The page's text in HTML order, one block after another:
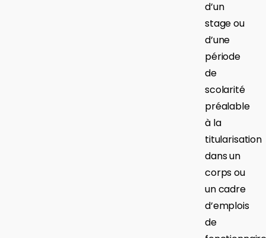
d’un
stage ou
d’une
période
de
scolarité
préalable
à la
titularisation
dans un
corps ou
un cadre
d’emplois
de